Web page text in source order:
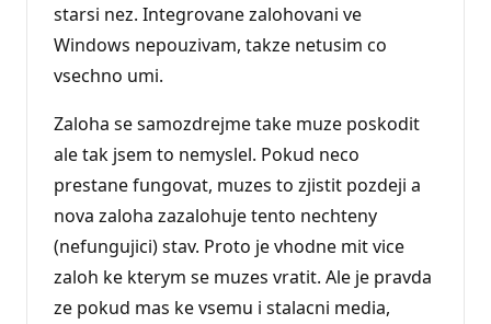
starsi nez. Integrovane zalohovani ve
Windows nepouzivam, takze netusim co
vsechno umi.
Zaloha se samozdrejme take muze poskodit
ale tak jsem to nemyslel. Pokud neco
prestane fungovat, muzes to zjistit pozdeji a
nova zaloha zazalohuje tento nechteny
(nefungujici) stav. Proto je vhodne mit vice
zaloh ke kterym se muzes vratit. Ale je pravda
ze pokud mas ke vsemu i stalacni media,